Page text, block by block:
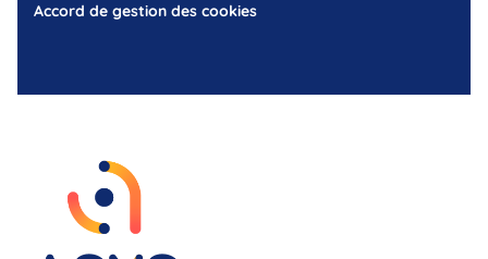
Accord de gestion des cookies